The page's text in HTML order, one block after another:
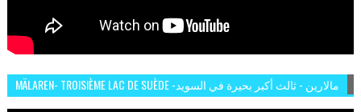
MÄLAREN- TROISIÈME LAC DE SUÈDE -مالارين - ثالث أكبر بحيرة في السويد